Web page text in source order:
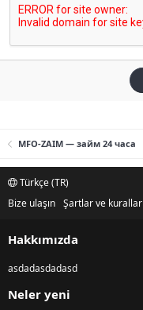
MFO-ZAIM — займ 24 часа
Türkçe (TR)
Bize ulaşın Şartlar ve kurallar
Hakkımızda
asdadasdadasd
Neler yeni